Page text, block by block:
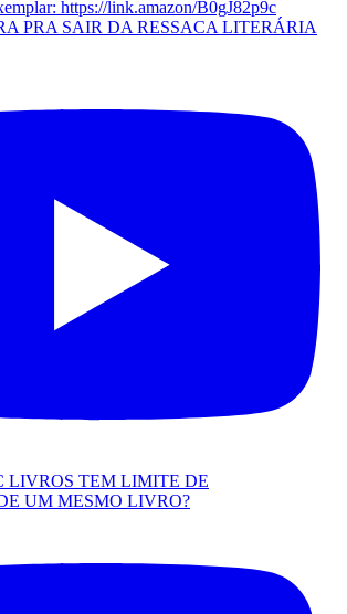
PRA SAIR DA RESSACA LITERÁRIA
LIVROS TEM LIMITE DE
UM MESMO LIVRO?